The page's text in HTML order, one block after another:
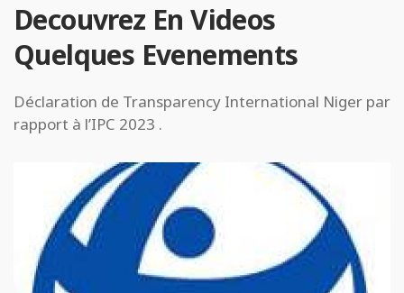
Decouvrez En Videos
Quelques Evenements
Déclaration de Transparency International Niger par
rapport à l’IPC 2023 .